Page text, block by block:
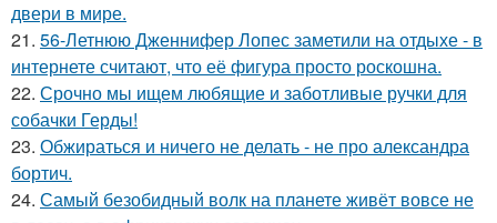
двери в мире.
21. 56-Летнюю Дженнифер Лопес заметили на отдыхе - в
интернете считают, что её фигура просто роскошна.
22. Срочно мы ищем любящие и заботливые ручки для
собачки Герды!
23. Обжираться и ничего не делать - не про александра
бортич.
24. Самый безобидный волк на планете живёт вовсе не